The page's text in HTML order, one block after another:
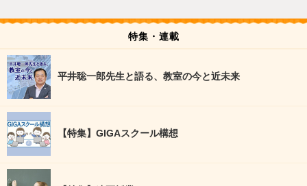
特集・連載
平井聡一郎先生と語る、教室の今と近未来
【特集】GIGAスクール構想